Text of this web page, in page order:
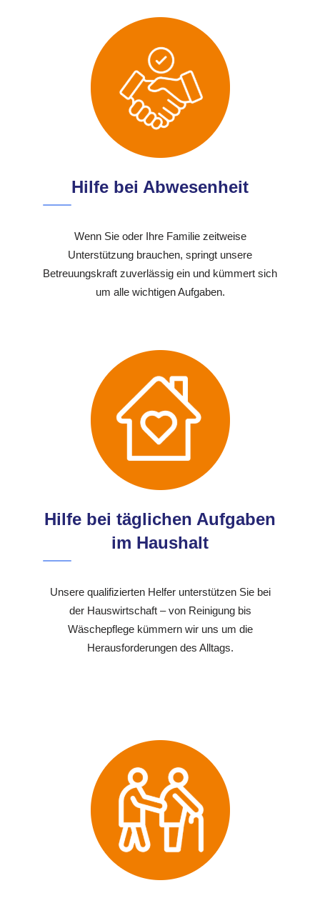
Hilfe bei Abwesenheit
Wenn Sie oder Ihre Familie zeitweise
Unterstützung brauchen, springt unsere
Betreuungskraft zuverlässig ein und kümmert sich
um alle wichtigen Aufgaben.
Hilfe bei täglichen Aufgaben
im Haushalt
Unsere qualifizierten Helfer unterstützen Sie bei
der Hauswirtschaft – von Reinigung bis
Wäschepflege kümmern wir uns um die
Herausforderungen des Alltags.